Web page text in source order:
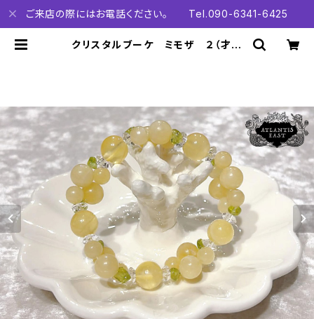
ご来店の際にはお電話ください。 Tel.090-6341-6425
クリスタルブーケ ミモザ ２（才能